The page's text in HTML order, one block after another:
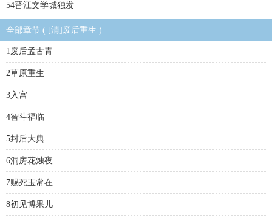
54晋江文学城独发
全部章节 ( [清]废后重生 )
1废后孟古青
2草原重生
3入宫
4智斗福临
5封后大典
6洞房花烛夜
7赐死玉常在
8初见博果儿